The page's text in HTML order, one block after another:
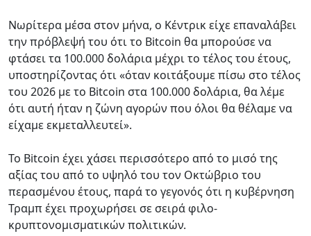
Νωρίτερα μέσα στον μήνα, ο Κέντρικ είχε επαναλάβει
την πρόβλεψή του ότι το Bitcoin θα μπορούσε να
φτάσει τα 100.000 δολάρια μέχρι το τέλος του έτους,
υποστηρίζοντας ότι «όταν κοιτάξουμε πίσω στο τέλος
του 2026 με το Bitcoin στα 100.000 δολάρια, θα λέμε
ότι αυτή ήταν η ζώνη αγορών που όλοι θα θέλαμε να
είχαμε εκμεταλλευτεί».
Το Bitcoin έχει χάσει περισσότερο από το μισό της
αξίας του από το υψηλό του τον Οκτώβριο του
περασμένου έτους, παρά το γεγονός ότι η κυβέρνηση
Τραμπ έχει προχωρήσει σε σειρά φιλο-
κρυπτονομισματικών πολιτικών.